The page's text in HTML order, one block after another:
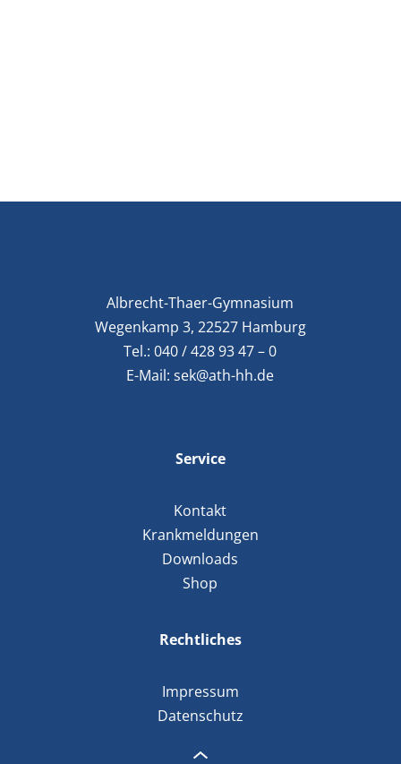
Albrecht-Thaer-Gymnasium
Wegenkamp 3, 22527 Hamburg
Tel.:040 / 428 93 47 – 0
E-Mail:sek@ath-hh.de
Service
Kontakt
Krankmeldungen
Downloads
Shop
Rechtliches
Impressum
Datenschutz